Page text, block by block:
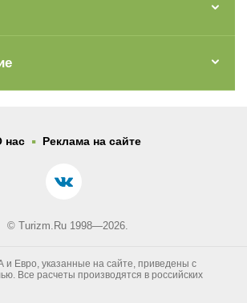
нас . Реклама на сайте
© Turizm.Ru 1998—2026.
Евро, указанные на сайте, приведены с
Все расчеты производятся в российских